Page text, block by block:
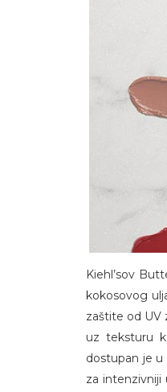
Kiehl’sov
kokosovog
zaštite od UV
uz teksturu
dostupan je u
za intenzivniji